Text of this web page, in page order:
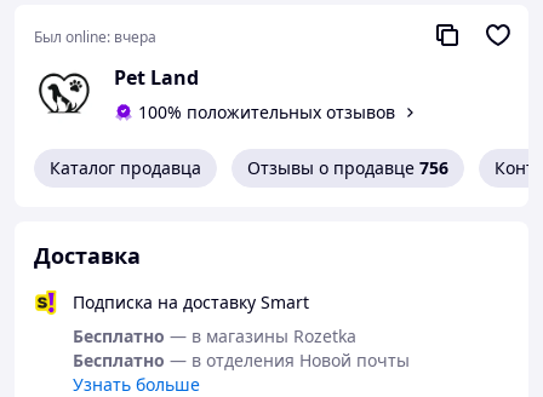
Был online: вчера
Pet Land
100% положительных отзывов
Каталог продавца Отзывы о продавце 756
Доставка
Подписка на доставку Smart
Бесплатно — в магазины Rozetka
Бесплатно — в отделения Новой почты
Узнать больше